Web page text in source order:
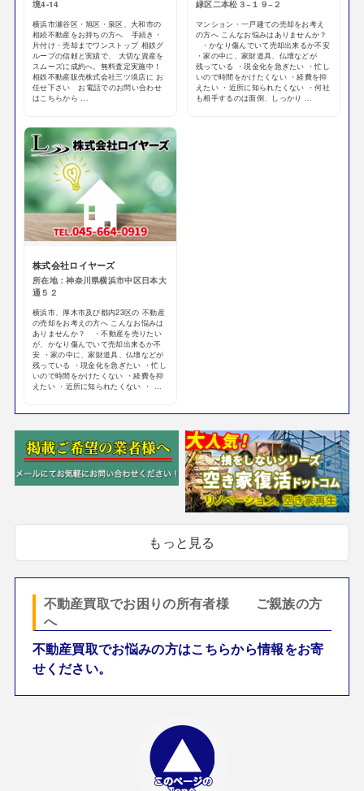
境4-14
横浜市瀬谷区・旭区・泉区、大和市の
相続不動産をお持ちの方へ 手続き・
片付け・売却までワンストップ 相鉄グ
ループの信頼と実績で、 大切な資産を
スムーズに成約へ。無料査定実施中！
相鉄不動産販売株式会社三ツ境店に お
任せ下さい お電話でのお問い合わせ
はこちらから ...
緑区二本松３−１９−２
マンション・一戸建ての売却をお考え
の方へ こんなお悩みはありませんか？
・かなり傷んでいて売却出来るか不安
・家の中に、家財道具、仏壇などが
残っている ・現金化を急ぎたい ・忙し
いので時間をかけたくない ・経費を抑
えたい ・近所に知られたくない ・何社
も相手するのは面倒、しっかり ...
株式会社ロイヤーズ
所在地：神奈川県横浜市中区日本大
通５２
横浜市、厚木市及び都内23区の 不動産
の売却をお考えの方へ こんなお悩みは
ありませんか？ ・不動産を売りたい
が、かなり傷んでいて売却出来るか不
安 ・家の中に、家財道具、仏壇などが
残っている ・現金化を急ぎたい ・忙し
いので時間をかけたくない ・経費を抑
えたい ・近所に知られたくない ・ ...
もっと見る
不動産買取でお困りの所有者様 ご親族の方
へ
不動産買取でお悩みの方はこちらから情報をお寄
せください。